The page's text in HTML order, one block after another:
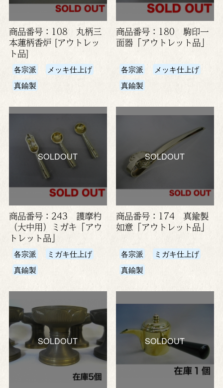
商品番号：108 丸柄三
本蓮柄香炉 [アウトレッ
ト品]
各宗派
メッキ仕上げ
真鍮製
商品番号：180 駒印一
面器「アウトレット品」
各宗派
メッキ仕上げ
真鍮製
SOLDOUT
商品番号：243 護摩杓
（大中用）ミガキ「アウ
トレット品」
各宗派
ミガキ仕上げ
真鍮製
SOLDOUT
商品番号：174 真鍮製
如意「アウトレット品」
各宗派
ミガキ仕上げ
真鍮製
SOLDOUT SOLDOUT